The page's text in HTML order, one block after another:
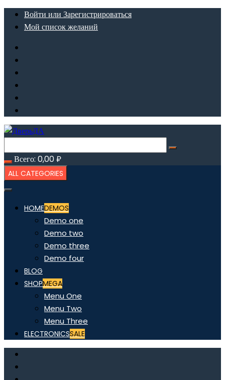
ПерейтиВойти или Зарегистрироваться
Мой список желаний
Всего: 0,00₽
ALL CATEGORIES
HOMEDEMOS
Demo one
Demo two
Demo three
Demo four
BLOG
SHOPMEGA
Menu One
Menu Two
Menu Three
ELECTRONICSSALE